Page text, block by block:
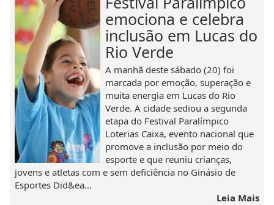
emociona e celebra
inclusão em Lucas do
Rio Verde
A manhã deste sábado (20) foi
marcada por emoção, superação e
muita energia em Lucas do Rio
Verde. A cidade sediou a segunda
etapa do Festival Paralímpico
Loterias Caixa, evento nacional que
promove a inclusão por meio do
esporte e que reuniu crianças,
jovens e atletas com e sem deficiência no Ginásio de
Esportes Did&ea...
Leia Mais